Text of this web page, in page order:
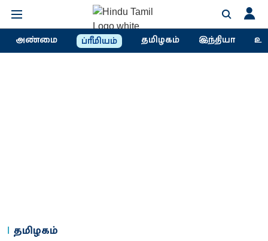
அண்மை ப்ரீமியம் தமிழகம் இந்தியா
தமிழகம்